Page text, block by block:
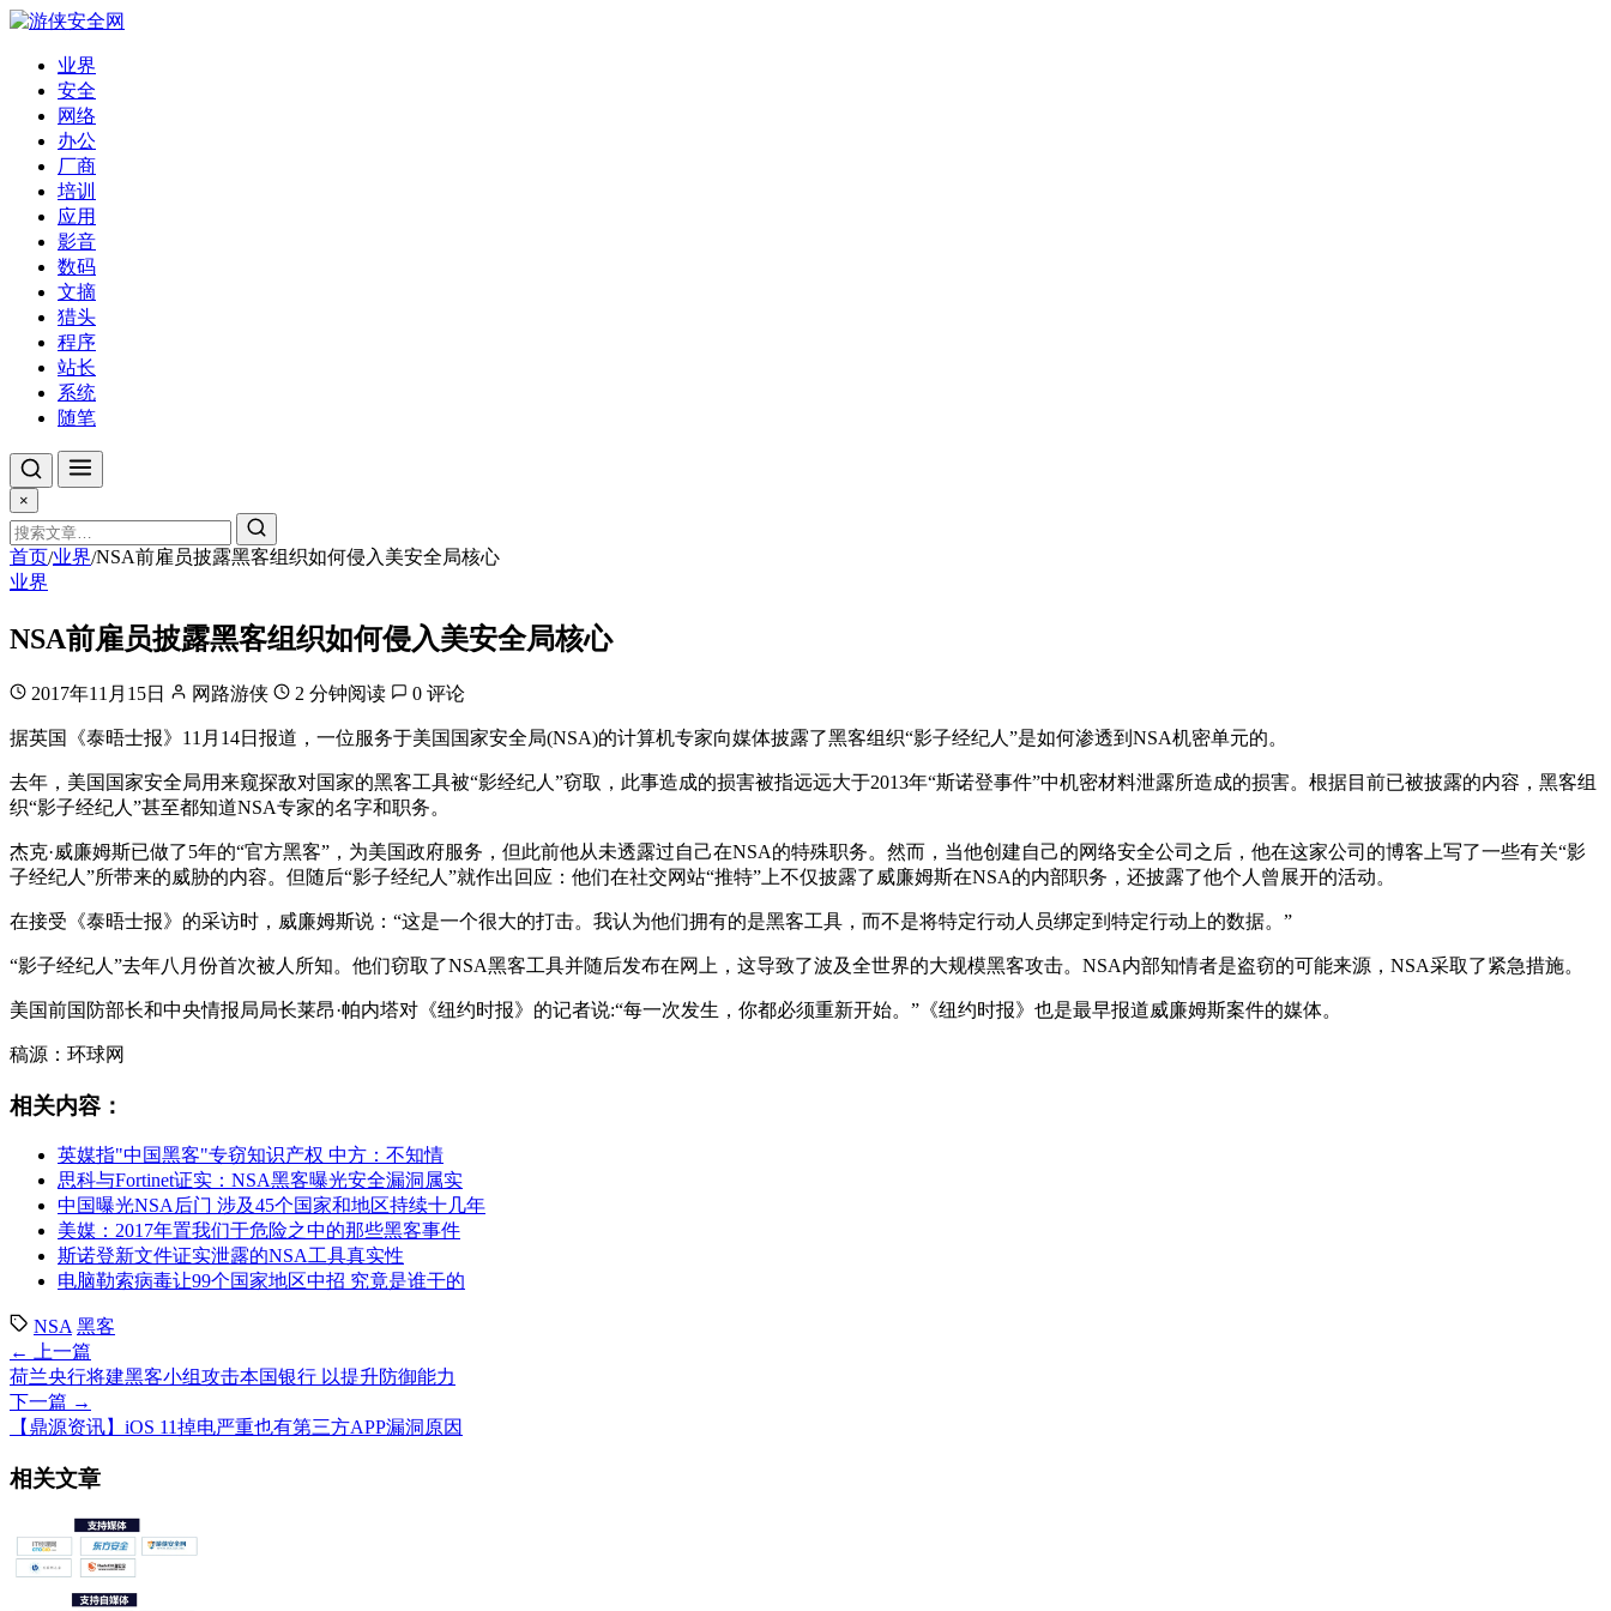
业界
安全
网络
办公
厂商
培训
应用
影音
数码
文摘
猎头
程序
站长
系统
随笔
×
首页/业界/NSA前雇员披露黑客组织如何侵入美安全局核心
业界
NSA前雇员披露黑客组织如何侵入美安全局核心
2017年11月15日 网路游侠 2 分钟阅读 0 评论
据英国《泰晤士报》11月14日报道，一位服务于美国国家安全局(NSA)的计算机专家向媒体披露了黑客组织“影子经纪人”是如何渗透到NSA机密单元的。
去年，美国国家安全局用来窥探敌对国家的黑客工具被“影经纪人”窃取，此事造成的损害被指远远大于2013年“斯诺登事件”中机密材料泄露所造成的损害。根据目前已被披露的内容，黑客组
织“影子经纪人”甚至都知道NSA专家的名字和职务。
杰克·威廉姆斯已做了5年的“官方黑客”，为美国政府服务，但此前他从未透露过自己在NSA的特殊职务。然而，当他创建自己的网络安全公司之后，他在这家公司的博客上写了一些有关“影
子经纪人”所带来的威胁的内容。但随后“影子经纪人”就作出回应：他们在社交网站“推特”上不仅披露了威廉姆斯在NSA的内部职务，还披露了他个人曾展开的活动。
在接受《泰晤士报》的采访时，威廉姆斯说：“这是一个很大的打击。我认为他们拥有的是黑客工具，而不是将特定行动人员绑定到特定行动上的数据。”
“影子经纪人”去年八月份首次被人所知。他们窃取了NSA黑客工具并随后发布在网上，这导致了波及全世界的大规模黑客攻击。NSA内部知情者是盗窃的可能来源，NSA采取了紧急措施。
美国前国防部长和中央情报局局长莱昂·帕内塔对《纽约时报》的记者说:“每一次发生，你都必须重新开始。”《纽约时报》也是最早报道威廉姆斯案件的媒体。
稿源：环球网
相关内容：
英媒指"中国黑客"专窃知识产权 中方：不知情
思科与Fortinet证实：NSA黑客曝光安全漏洞属实
中国曝光NSA后门 涉及45个国家和地区持续十几年
美媒：2017年置我们于危险之中的那些黑客事件
斯诺登新文件证实泄露的NSA工具真实性
电脑勒索病毒让99个国家地区中招 究竟是谁干的
NSA 黑客
← 上一篇
荷兰央行将建黑客小组攻击本国银行 以提升防御能力
下一篇 →
【鼎源资讯】iOS 11掉电严重也有第三方APP漏洞原因
相关文章